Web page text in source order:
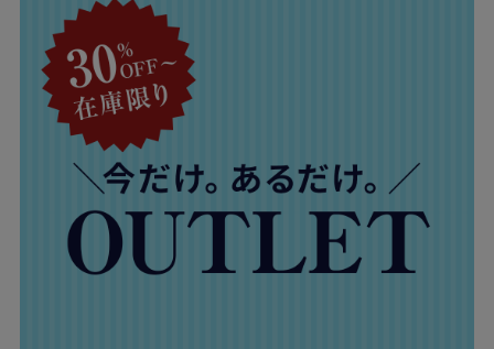
アウトレット
サイズ
指定なし
S(61)
M(64)
L(67)
LL(70)
3L(73)